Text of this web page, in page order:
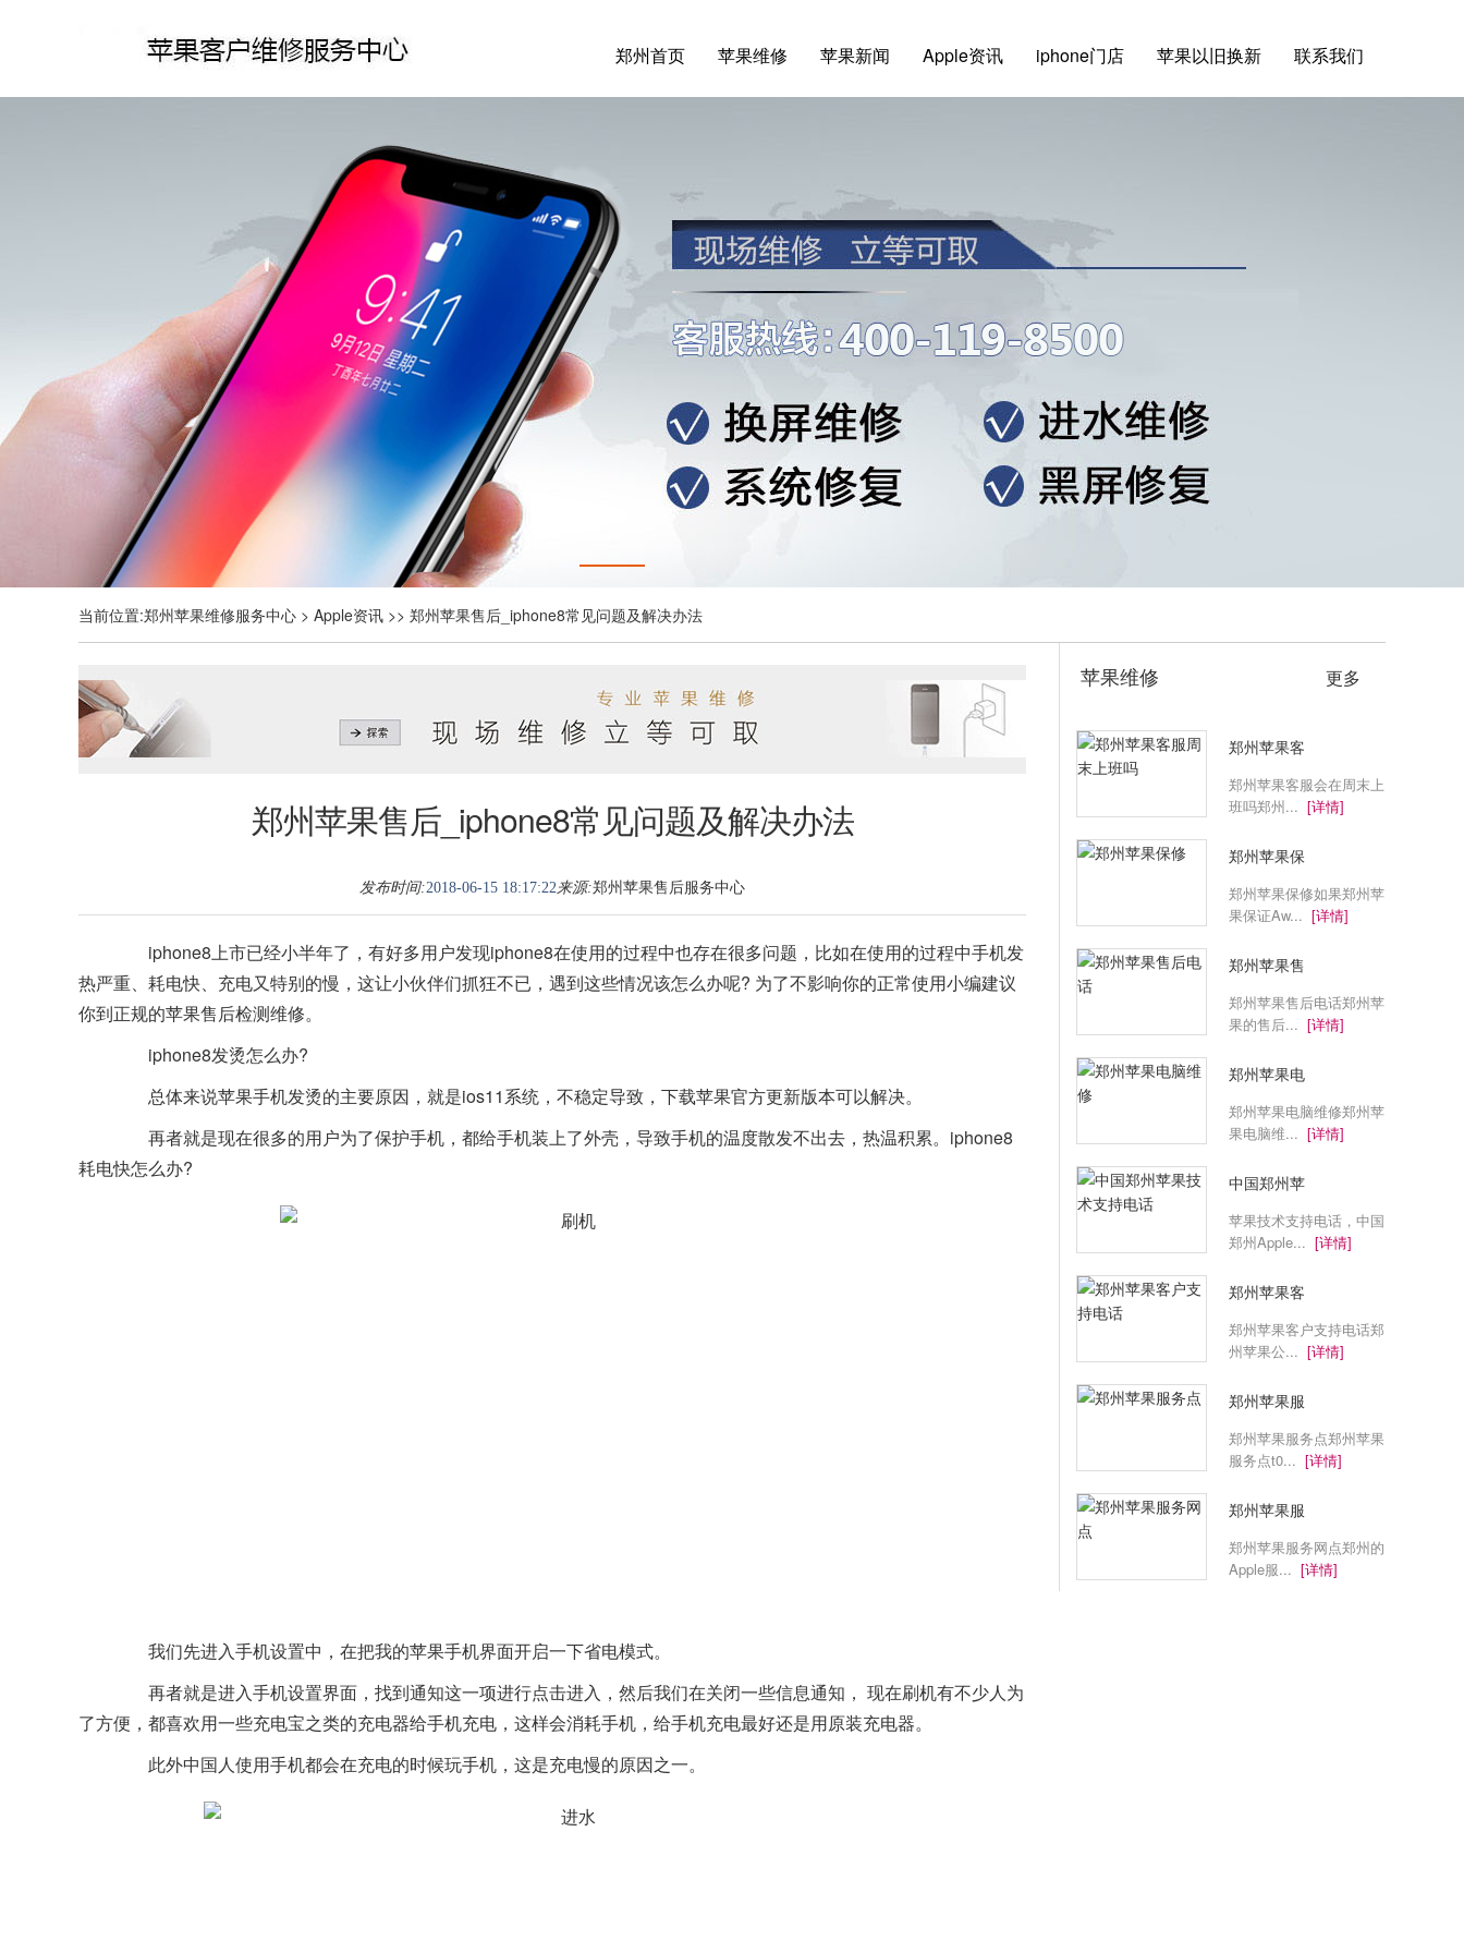
郑州首页 苹果维修 苹果新闻 Apple资讯 iphone门店 苹果以旧换新 联系我们
当前位置:郑州苹果维修服务中心 > Apple资讯 >> 郑州苹果售后_iphone8常见问题及解决办法
郑州苹果售后_iphone8常见问题及解决办法
发布时间:2018-06-15 18:17:22来源:郑州苹果售后服务中心
iphone8上市已经小半年了，有好多用户发现iphone8在使用的过程中也存在很多问题，比如在使用的过程中手机发
热严重、耗电快、充电又特别的慢，这让小伙伴们抓狂不已，遇到这些情况该怎么办呢? 为了不影响你的正常使用小编建议
你到正规的苹果售后检测维修。
iphone8发烫怎么办?
总体来说苹果手机发烫的主要原因，就是ios11系统，不稳定导致，下载苹果官方更新版本可以解决。
再者就是现在很多的用户为了保护手机，都给手机装上了外壳，导致手机的温度散发不出去，热温积累。iphone8
耗电快怎么办?
我们先进入手机设置中，在把我的苹果手机界面开启一下省电模式。
再者就是进入手机设置界面，找到通知这一项进行点击进入，然后我们在关闭一些信息通知， 现在刷机有不少人为
了方便，都喜欢用一些充电宝之类的充电器给手机充电，这样会消耗手机，给手机充电最好还是用原装充电器。
此外中国人使用手机都会在充电的时候玩手机，这是充电慢的原因之一。
苹果维修 更多
郑州苹果客
郑州苹果客服会在周末上
班吗郑州... [详情]
郑州苹果保
郑州苹果保修如果郑州苹
果保证Aw... [详情]
郑州苹果售
郑州苹果售后电话郑州苹
果的售后... [详情]
郑州苹果电
郑州苹果电脑维修郑州苹
果电脑维... [详情]
中国郑州苹
苹果技术支持电话，中国
郑州Apple... [详情]
郑州苹果客
郑州苹果客户支持电话郑
州苹果公... [详情]
郑州苹果服
郑州苹果服务点郑州苹果
服务点t0... [详情]
郑州苹果服
郑州苹果服务网点郑州的
Apple服... [详情]